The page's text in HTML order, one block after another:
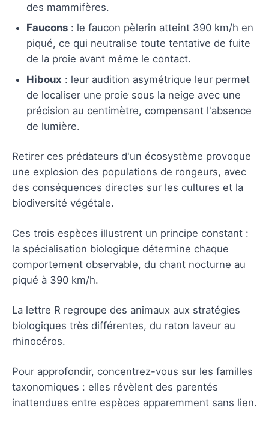
des mammifères.
Faucons : le faucon pèlerin atteint 390 km/h en
piqué, ce qui neutralise toute tentative de fuite
de la proie avant même le contact.
Hiboux : leur audition asymétrique leur permet
de localiser une proie sous la neige avec une
précision au centimètre, compensant l'absence
de lumière.
Retirer ces prédateurs d'un écosystème provoque
une explosion des populations de rongeurs, avec
des conséquences directes sur les cultures et la
biodiversité végétale.
Ces trois espèces illustrent un principe constant :
la spécialisation biologique détermine chaque
comportement observable, du chant nocturne au
piqué à 390 km/h.
La lettre R regroupe des animaux aux stratégies
biologiques très différentes, du raton laveur au
rhinocéros.
Pour approfondir, concentrez-vous sur les familles
taxonomiques : elles révèlent des parentés
inattendues entre espèces apparemment sans lien.